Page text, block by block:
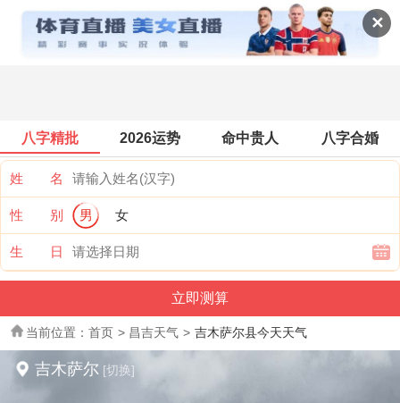
✕
全国天气
八字精批 2026运势 命中贵人 八字合婚
姓 名
性 别 男 女
生 日
当前位置： 首页 > 昌吉天气 > 吉木萨尔县今天天气
吉木萨尔 [切换]